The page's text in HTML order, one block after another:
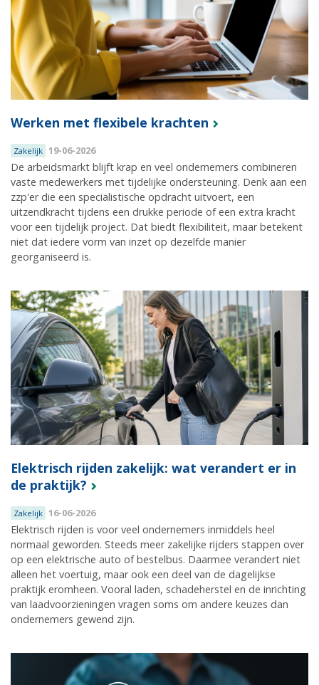
Werken met flexibele krachten
Zakelijk 19-06-2026
De arbeidsmarkt blijft krap en veel ondernemers combineren
vaste medewerkers met tijdelijke ondersteuning. Denk aan een
zzp'er die een specialistische opdracht uitvoert, een
uitzendkracht tijdens een drukke periode of een extra kracht
voor een tijdelijk project. Dat biedt flexibiliteit, maar betekent
niet dat iedere vorm van inzet op dezelfde manier
georganiseerd is.
Elektrisch rijden zakelijk: wat verandert er in
de praktijk?
Zakelijk 16-06-2026
Elektrisch rijden is voor veel ondernemers inmiddels heel
normaal geworden. Steeds meer zakelijke rijders stappen over
op een elektrische auto of bestelbus. Daarmee verandert niet
alleen het voertuig, maar ook een deel van de dagelijkse
praktijk eromheen. Vooral laden, schadeherstel en de inrichting
van laadvoorzieningen vragen soms om andere keuzes dan
ondernemers gewend zijn.